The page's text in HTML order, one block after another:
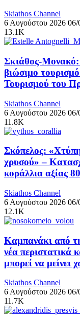
Skiathos Channel
6 Αυγούστου 2026 06/
13.1K
Σκιάθος-Μονακό:
βιώσιμο
Τουρισμού του
Skiathos Channel
6 Αυγούστου 2026 06/
11.8K
Σκόπελος:
χρυσού» –
κοράλλια αξίας
Skiathos Channel
6 Αυγούστου 2026 06/
12.1K
Καμπανάκι από
νέα περιστατικά
μπορεί να μείνει
Skiathos Channel
6 Αυγούστου 2026 06/
11.7K